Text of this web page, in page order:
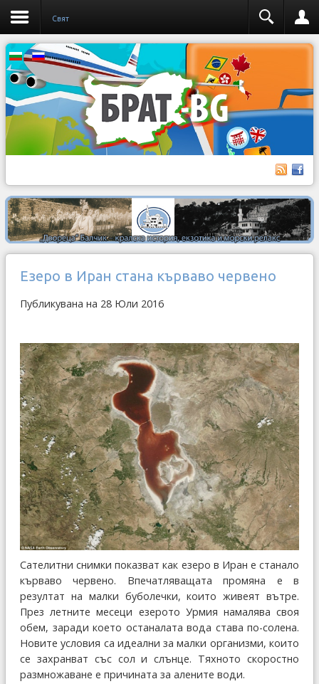
Свят
Езеро в Иран стана кърваво червено
Публикувана на 28 Юли 2016
Сателитни снимки показват как езеро в Иран е станало
кърваво червено. Впечатляващата промяна е в
резултат на малки буболечки, които живеят вътре.
През летните месеци езерото Урмия намалява своя
обем, заради което останалата вода става по-солена.
Новите условия са идеални за малки организми, които
се захранват със сол и слънце. Тяхното скоростно
размножаване е причината за алените води.